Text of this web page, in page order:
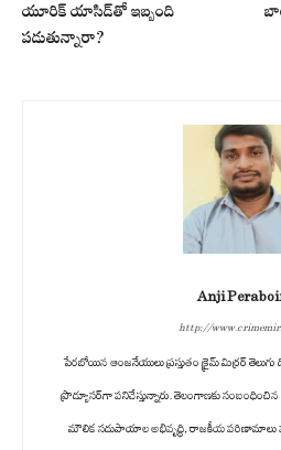
యూరిక్ యాసిడ్‌తో ఇబ్బంది
పడుతున్నారా?
Anji
http://
పేరబోయిన ఆంజనేయులు ప్రస్తుతం క్రైమ్ మిర్రర్
ప్రొడ్యూసర్‌గా పనిచేస్తున్నారు. తెలంగాణకు సంబంధించిన
మౌలిక సదుపాయాల అభివృద్ధి, రాజకీయ పరిణామాలు